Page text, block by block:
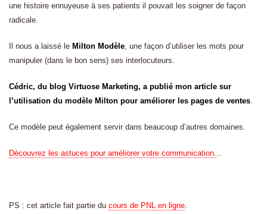
une histoire ennuyeuse à ses patients il pouvait les soigner de façon
radicale.
Il nous a laissé le Milton Modèle, une façon d’utiliser les mots pour
manipuler (dans le bon sens) ses interlocuteurs.
Cédric, du blog Virtuose Marketing, a publié mon article sur
l’utilisation du modèle Milton pour améliorer les pages de ventes.
Ce modèle peut également servir dans beaucoup d’autres domaines.
Découvrez les astuces pour améliorer votre communication...
PS : cet article fait partie du cours de PNL en ligne.